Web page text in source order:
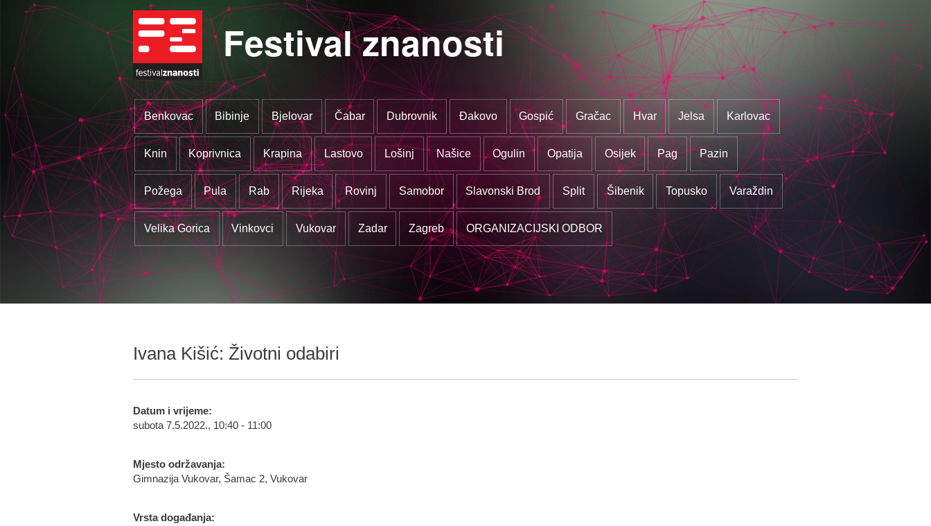
Festival znanosti
Benkovac Bibinje Bjelovar Čabar Dubrovnik Đakovo Gospić Gračac Hvar Jelsa Karlovac
Knin Koprivnica Krapina Lastovo Lošinj Našice Ogulin Opatija Osijek Pag Pazin
Požega Pula Rab Rijeka Rovinj Samobor Slavonski Brod Split Šibenik Topusko Varaždin
Velika Gorica Vinkovci Vukovar Zadar Zagreb ORGANIZACIJSKI ODBOR
Ivana Kišić: Životni odabiri
Datum i vrijeme:
subota 7.5.2022., 10:40 - 11:00
Mjesto održavanja:
Gimnazija Vukovar, Šamac 2, Vukovar
Vrsta događanja: